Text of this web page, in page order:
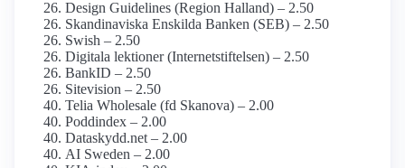
Design Guidelines (Region Halland) – 2.50
Skandinaviska Enskilda Banken (SEB) – 2.50
Swish – 2.50
Digitala lektioner (Internetstiftelsen) – 2.50
BankID – 2.50
Sitevision – 2.50
Telia Wholesale (fd Skanova) – 2.00
Poddindex – 2.00
Dataskydd.net – 2.00
AI Sweden – 2.00